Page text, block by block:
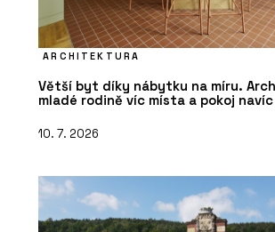
ARCHITEKTURA
Větší byt díky nábytku na míru.
mladé rodině víc místa a pokoj navíc
10. 7. 2026